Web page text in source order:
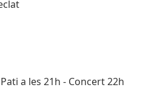
a les 21h - Concert 22h